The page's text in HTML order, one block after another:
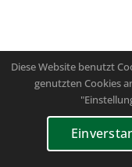
Diese Website benutzt
genutzten Cookies